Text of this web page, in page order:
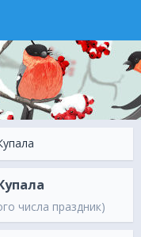
числа праздник)